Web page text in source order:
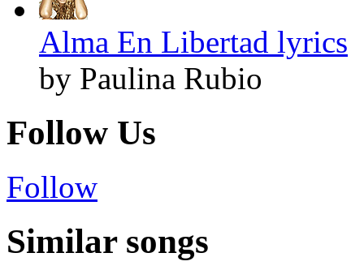
Alma En Libertad lyrics
by Paulina Rubio
Follow Us
Follow
Similar songs